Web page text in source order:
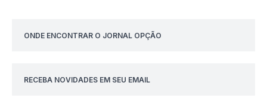
ONDE ENCONTRAR O JORNAL OPÇÃO
RECEBA NOVIDADES EM SEU EMAIL